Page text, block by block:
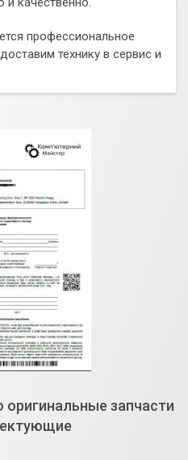
профессиональное
технику в сервис и
запчасти